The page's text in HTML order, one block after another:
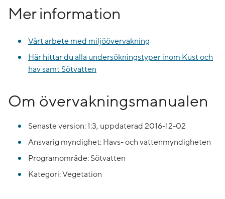
Mer information
Vårt arbete med miljöövervakning
Här hittar du alla undersökningstyper inom Kust och
hav samt Sötvatten
Om övervakningsmanualen
Senaste version: 1:3, uppdaterad 2016-12-02
Ansvarig myndighet: Havs- och vattenmyndigheten
Programområde: Sötvatten
Kategori: Vegetation